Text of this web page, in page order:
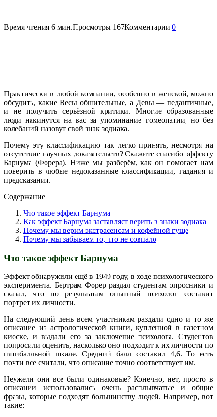
Время чтения 6 мин.Просмотры 167Комментарии 0
Практически в любой компании, особенно в женской, можно
обсудить, какие Весы общительные, а Девы — педантичные,
и не получить серьёзной критики. Многие образованные
люди накинутся на вас за упоминание гомеопатии, но без
колебаний назовут свой знак зодиака.
Почему эту классификацию так легко принять, несмотря на
отсутствие научных доказательств? Скажите спасибо эффекту
Барнума (Форера). Ниже мы разберём, как он помогает нам
поверить в любые недоказанные классификации, гадания и
предсказания.
Содержание
Что такое эффект Барнума
Как эффект Барнума заставляет верить в знаки зодиака
Почему мы верим экстрасенсам и кофейной гуще
Почему мы забываем то, что не совпало
Что такое эффект Барнума
Эффект обнаружили ещё в 1949 году, в ходе психологического
эксперимента. Бертрам Форер раздал студентам опросники и
сказал, что по результатам опытный психолог составит
портрет их личности.
На следующий день всем участникам раздали одно и то же
описание из астрологической книги, купленной в газетном
киоске, и выдали его за заключение психолога. Студентов
попросили оценить, насколько оно подходит к их личности по
пятибалльной шкале. Средний балл составил 4,6. То есть
почти все считали, что описание точно соответствует им.
Неужели они все были одинаковые? Конечно, нет, просто в
описании использовались очень расплывчатые и общие
фразы, которые подходят большинству людей. Например, вот
такие: